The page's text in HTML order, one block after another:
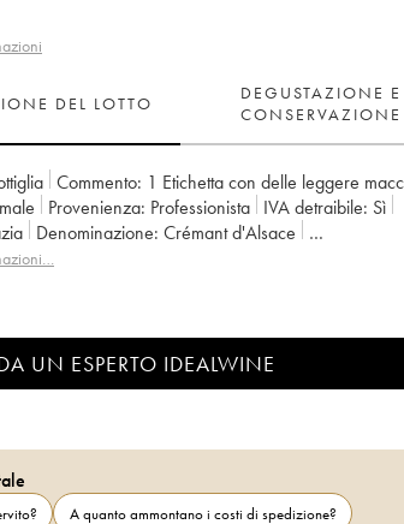
DEL LOTTO
DEGUSTAZIONE E
CONSERVAZIONE
Commento: 1 Etichetta con delle leggere
Provenienza: professionista IVA detraibile:
sì
Denominazione:
Crémant d'Alsace
Albert Boxler
UN ESPERTO IDEALWINE
A quanto ammontano i costi di spedizione?